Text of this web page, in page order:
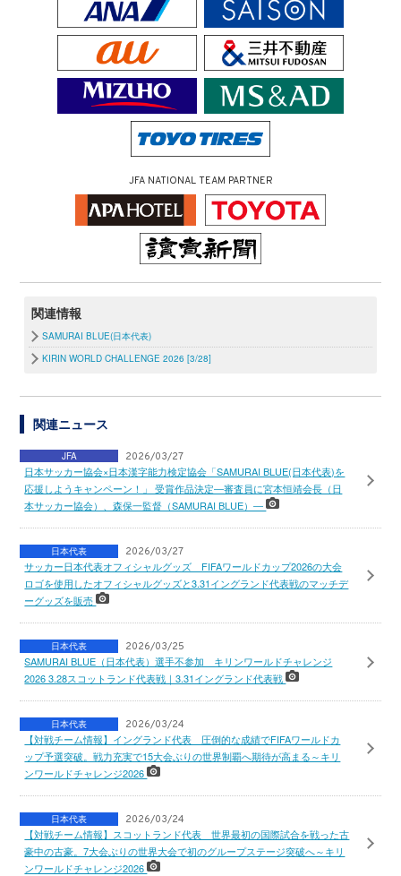
JFA NATIONAL TEAM PARTNER
関連情報
SAMURAI BLUE(日本代表)
KIRIN WORLD CHALLENGE 2026 [3/28]
関連ニュース
JFA 2026/03/27
日本サッカー協会×日本漢字能力検定協会「SAMURAI BLUE(日本代表)を
応援しようキャンペーン！」 受賞作品決定―審査員に宮本恒靖会長（日
本サッカー協会）、森保一監督（SAMURAI BLUE）―
日本代表 2026/03/27
サッカー日本代表オフィシャルグッズ FIFAワールドカップ2026の大会
ロゴを使用したオフィシャルグッズと3.31イングランド代表戦のマッチデ
ーグッズを販売
日本代表 2026/03/25
SAMURAI BLUE（日本代表）選手不参加 キリンワールドチャレンジ
2026 3.28スコットランド代表戦｜3.31イングランド代表戦
日本代表 2026/03/24
【対戦チーム情報】イングランド代表 圧倒的な成績でFIFAワールドカ
ップ予選突破。戦力充実で15大会ぶりの世界制覇へ期待が高まる～キリ
ンワールドチャレンジ2026
日本代表 2026/03/24
【対戦チーム情報】スコットランド代表 世界最初の国際試合を戦った古
豪中の古豪。7大会ぶりの世界大会で初のグループステージ突破へ～キリ
ンワールドチャレンジ2026